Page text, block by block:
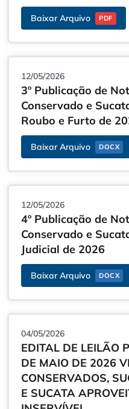
Baixar Arquivo PDF
12/05/2026
3º Publicação de
Conservado e
Roubo e Furto de
Baixar Arquivo DOCX
12/05/2026
4º Publicação de
Conservado e
Judicial de 2026
Baixar Arquivo DOCX
04/05/2026
EDITAL DE LEILÃO
DE MAIO DE 2026
CONSERVADOS,
E SUCATA